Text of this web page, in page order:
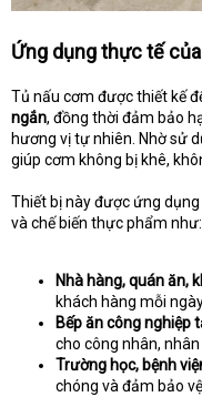
Ứng dụng thực tế
Tủ nấu cơm được thiết kế
ngắn, đồng thời đảm bảo
hương vị tự nhiên. Nhờ sử
giúp cơm không bị khê,
Thiết bị này được ứng
và chế biến thực phẩm như:
Nhà hàng, quán ăn,
khách hàng mỗi
Bếp ăn công nghiệp
cho công nhân, nhân
Trường học, bệnh
chóng và đảm bảo vệ